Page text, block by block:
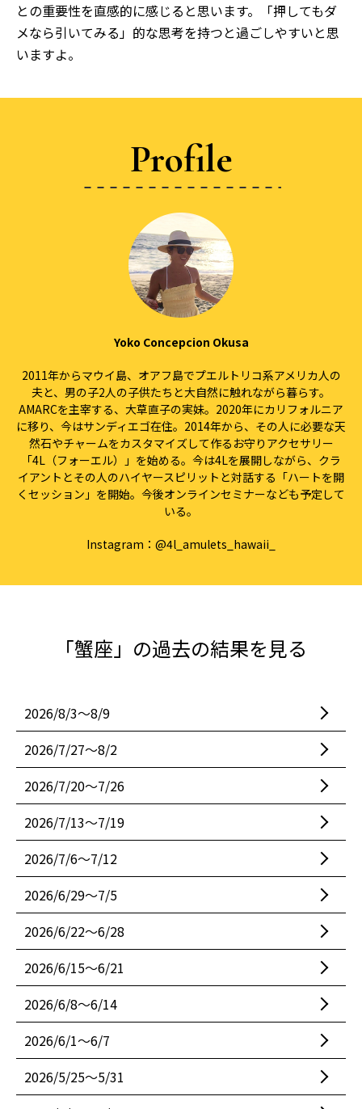
との重要性を直感的に感じると思います。「押してもダ
メなら引いてみる」的な思考を持つと過ごしやすいと思
いますよ。
Profile
Yoko Concepcion Okusa
2011年からマウイ島、オアフ島でプエルトリコ系アメリカ人の
夫と、男の子2人の子供たちと大自然に触れながら暮らす。
AMARCを主宰する、大草直子の実妹。2020年にカリフォルニア
に移り、今はサンディエゴ在住。2014年から、その人に必要な天
然石やチャームをカスタマイズして作るお守りアクセサリー
「4L（フォーエル）」を始める。今は4Lを展開しながら、クラ
イアントとその人のハイヤースピリットと対話する「ハートを開
くセッション」を開始。今後オンラインセミナーなども予定して
いる。
Instagram： @4l_amulets_hawaii_
「蟹座」の過去の結果を見る
2026/8/3〜8/9
2026/7/27〜8/2
2026/7/20〜7/26
2026/7/13〜7/19
2026/7/6〜7/12
2026/6/29〜7/5
2026/6/22〜6/28
2026/6/15〜6/21
2026/6/8〜6/14
2026/6/1〜6/7
2026/5/25〜5/31